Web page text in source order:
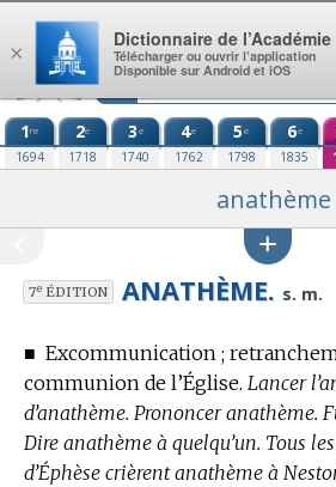
Aller au contenu
1re
1694
2e
1718
3e
1740
4e
1762
5e
1798
6e
1835
anathème
7eÉDITION ANATHÈME. s. m.
■ Excommunication ;
communion de l’Église. Lancer
d’anathème. Prononcer anathème.
Dire anathème à quelqu’un. Tous
d’Éphèse crièrent anathème à
×
Dictionnaire de l’Académie
Télécharger ou ouvrir l’application
Disponible sur Android et iOS